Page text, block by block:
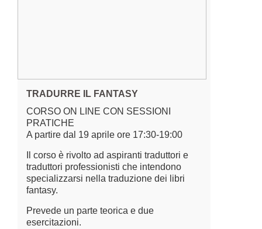
TRADURRE IL FANTASY
CORSO ON LINE CON SESSIONI
PRATICHE
A partire dal 19 aprile ore 17:30-19:00
Il corso è rivolto ad aspiranti traduttori e
traduttori professionisti che intendono
specializzarsi nella traduzione dei libri
fantasy.
Prevede un parte teorica e due
esercitazioni.